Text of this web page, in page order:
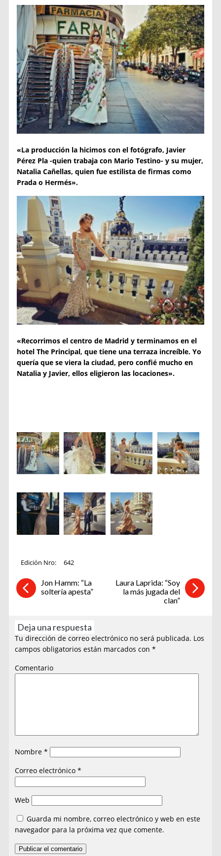
«La producción la hicimos con el fotógrafo, Javier
Pérez Pla -quien trabaja con Mario Testino- y su mujer,
Natalia Cañellas, quien fue estilista de firmas como
Prada o Hermés».
«Recorrimos el centro de Madrid y terminamos en el
hotel The Principal, que tiene una terraza increíble. Yo
quería que se viera la ciudad, pero confié mucho en
Natalia y Javier, ellos eligieron las locaciones».
Edición Nro: 642
Jon Hamm: “La
soltería apesta”
Laura Laprida: “Soy
la más jugada del
clan”
Deja una respuesta
Tu dirección de correo electrónico no será publicada. Los
campos obligatorios están marcados con*
Comentario
Nombre*
Correo electrónico*
Web
Guarda mi nombre, correo electrónico y web en este
navegador para la próxima vez que comente.